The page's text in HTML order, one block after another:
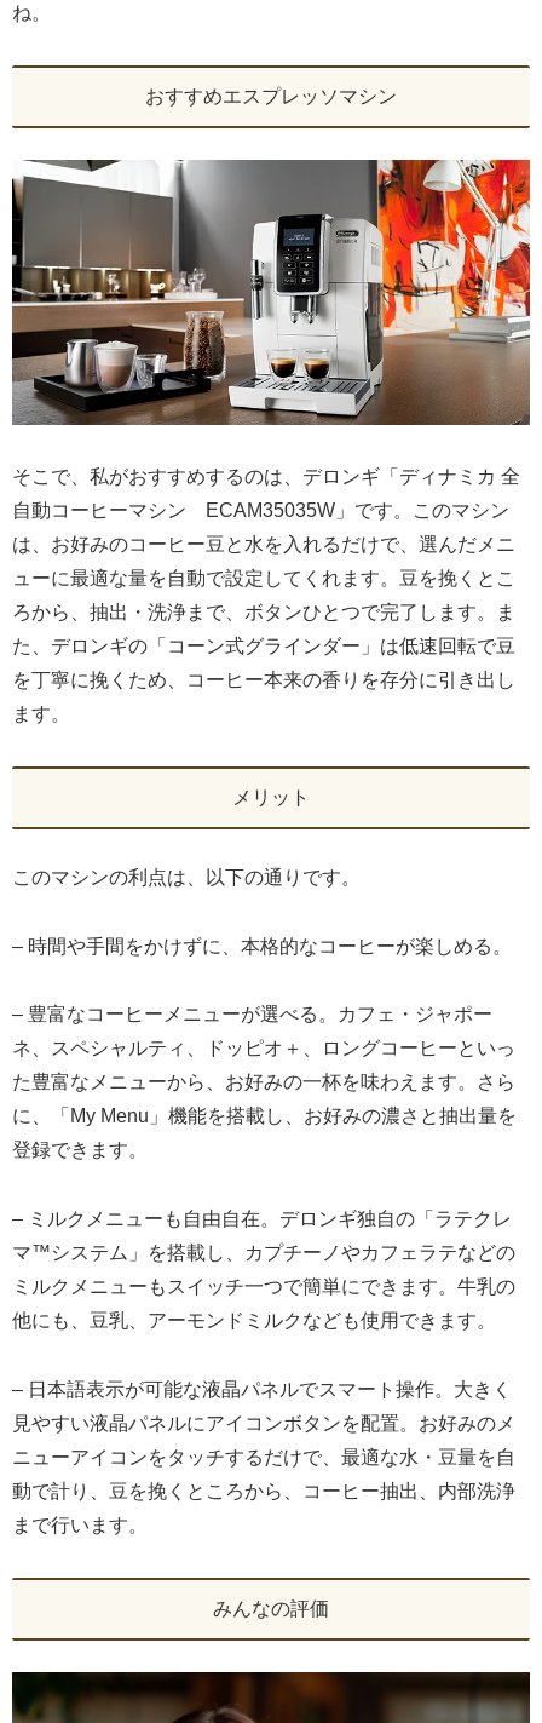
ね。
おすすめエスプレッソマシン
そこで、私がおすすめするのは、デロンギ「ディナミカ 全
自動コーヒーマシン ECAM35035W」です。このマシン
は、お好みのコーヒー豆と水を入れるだけで、選んだメニ
ューに最適な量を自動で設定してくれます。豆を挽くとこ
ろから、抽出・洗浄まで、ボタンひとつで完了します。ま
た、デロンギの「コーン式グラインダー」は低速回転で豆
を丁寧に挽くため、コーヒー本来の香りを存分に引き出し
ます。
メリット
このマシンの利点は、以下の通りです。
– 時間や手間をかけずに、本格的なコーヒーが楽しめる。
– 豊富なコーヒーメニューが選べる。カフェ・ジャポー
ネ、スペシャルティ、ドッピオ＋、ロングコーヒーといっ
た豊富なメニューから、お好みの一杯を味わえます。さら
に、「My Menu」機能を搭載し、お好みの濃さと抽出量を
登録できます。
– ミルクメニューも自由自在。デロンギ独自の「ラテクレ
マ™システム」を搭載し、カプチーノやカフェラテなどの
ミルクメニューもスイッチ一つで簡単にできます。牛乳の
他にも、豆乳、アーモンドミルクなども使用できます。
– 日本語表示が可能な液晶パネルでスマート操作。大きく
見やすい液晶パネルにアイコンボタンを配置。お好みのメ
ニューアイコンをタッチするだけで、最適な水・豆量を自
動で計り、豆を挽くところから、コーヒー抽出、内部洗浄
まで行います。
みんなの評価